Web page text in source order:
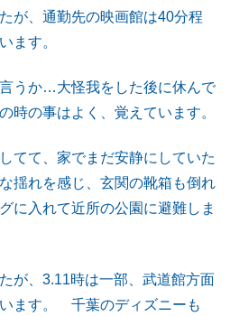
が、通勤先の映画館は40分程
ます。
うか…大怪我をした後に休んで
の事はよく、覚えています。
てて、家でまだ安静にしていた
揺れを感じ、玄関の靴箱も倒れ
に入れて近所の公園に避難しま
が、3.11時は一部、武道館方面
ます。 千葉のディズニーも